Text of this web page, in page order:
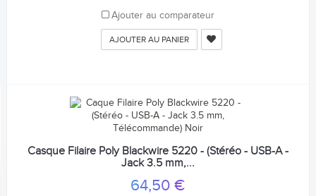
Ajouter au comparateur
AJOUTER AU PANIER
Casque Filaire Poly Blackwire 5220 - (Stéréo - USB-A -
Jack 3.5 mm,...
64,50 €